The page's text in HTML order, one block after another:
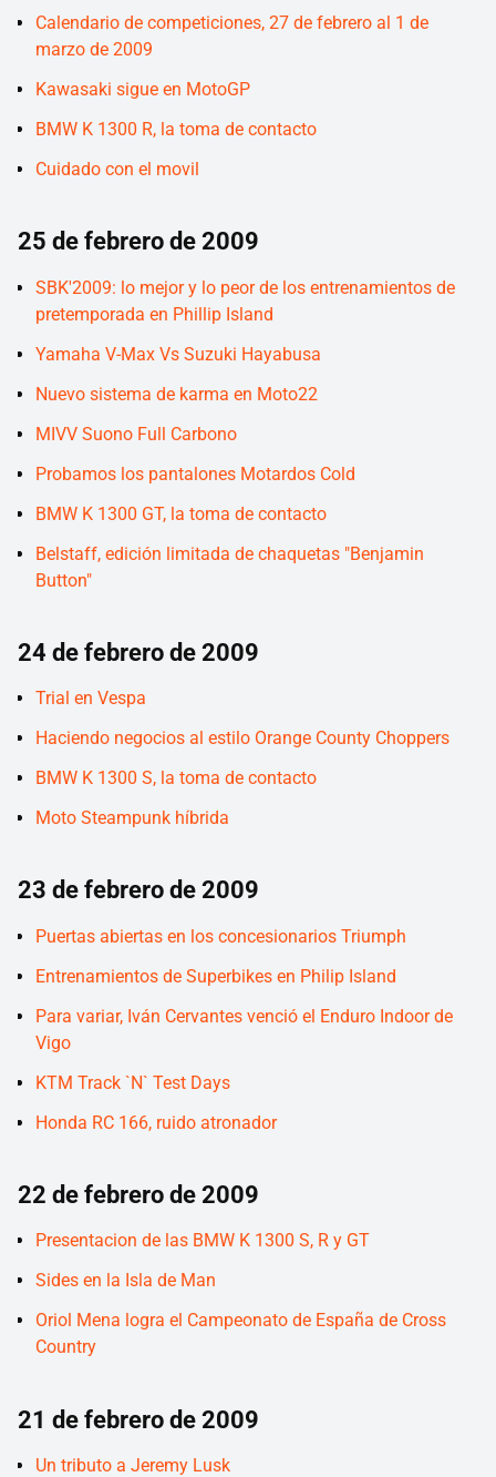
Calendario de competiciones, 27 de febrero al 1 de
marzo de 2009
Kawasaki sigue en MotoGP
BMW K 1300 R, la toma de contacto
Cuidado con el movil
25 de febrero de 2009
SBK'2009: lo mejor y lo peor de los entrenamientos de
pretemporada en Phillip Island
Yamaha V-Max Vs Suzuki Hayabusa
Nuevo sistema de karma en Moto22
MIVV Suono Full Carbono
Probamos los pantalones Motardos Cold
BMW K 1300 GT, la toma de contacto
Belstaff, edición limitada de chaquetas "Benjamin
Button"
24 de febrero de 2009
Trial en Vespa
Haciendo negocios al estilo Orange County Choppers
BMW K 1300 S, la toma de contacto
Moto Steampunk híbrida
23 de febrero de 2009
Puertas abiertas en los concesionarios Triumph
Entrenamientos de Superbikes en Philip Island
Para variar, Iván Cervantes venció el Enduro Indoor de
Vigo
KTM Track `N` Test Days
Honda RC 166, ruido atronador
22 de febrero de 2009
Presentacion de las BMW K 1300 S, R y GT
Sides en la Isla de Man
Oriol Mena logra el Campeonato de España de Cross
Country
21 de febrero de 2009
Un tributo a Jeremy Lusk